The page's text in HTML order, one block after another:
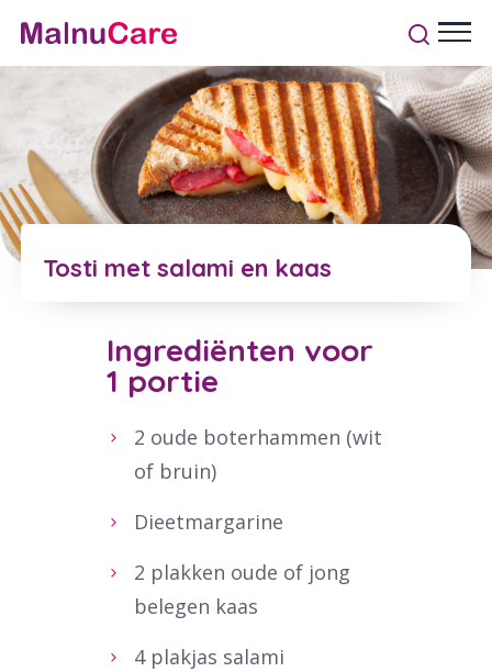
Tosti met salami en kaas
Ingrediënten voor
1 portie
2 oude boterhammen (wit
of bruin)
Dieetmargarine
2 plakken oude of jong
belegen kaas
4 plakjas salami